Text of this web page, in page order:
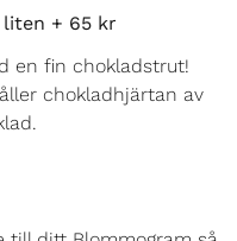
+ 65 kr
en fin chokladstrut!
chokladhjärtan av